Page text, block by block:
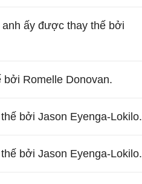
ấy được thay thế bởi
Romelle Donovan.
bởi Jason Eyenga-Lokilo.
bởi Jason Eyenga-Lokilo.